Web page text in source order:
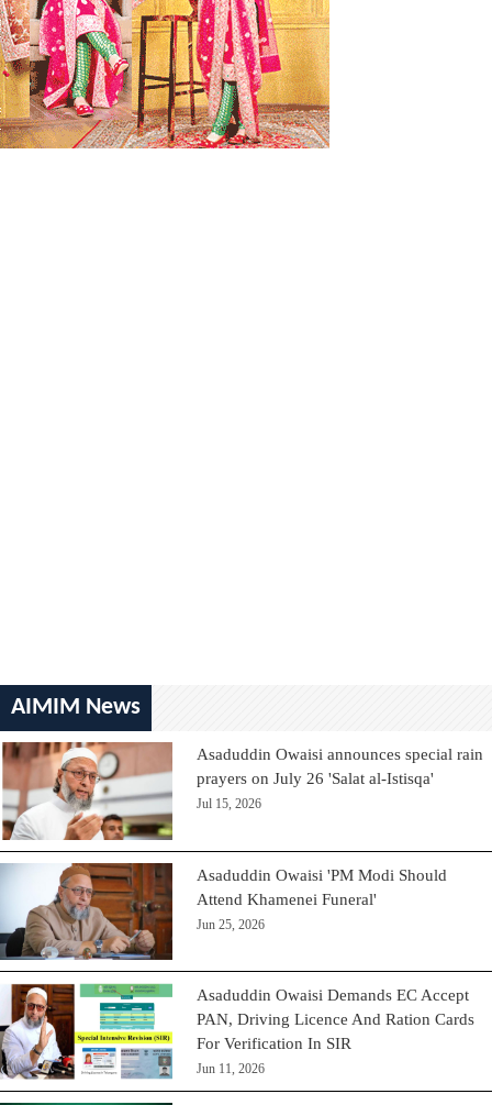
AIMIM News
Asaduddin Owaisi announces special rain
prayers on July 26 'Salat al-Istisqa'
Jul 15, 2026
Asaduddin Owaisi 'PM Modi Should
Attend Khamenei Funeral'
Jun 25, 2026
Asaduddin Owaisi Demands EC Accept
PAN, Driving Licence And Ration Cards
For Verification In SIR
Jun 11, 2026